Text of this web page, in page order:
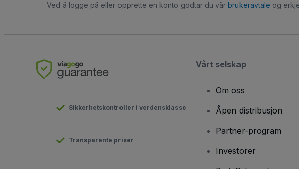
Ved å logge på eller opprette en konto godtar du vår brukeravtale og
Sikkerhetskontroller i verdensklasse
Transparente priser
Vårt selskap
Om oss
Åpen distribusjon
Partner-program
Investorer